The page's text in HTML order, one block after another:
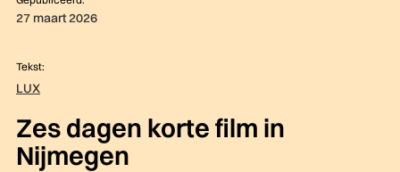
27 maart 2026
Tekst:
LUX
Zes dagen korte film in
Nijmegen